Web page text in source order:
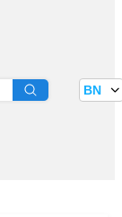
BN